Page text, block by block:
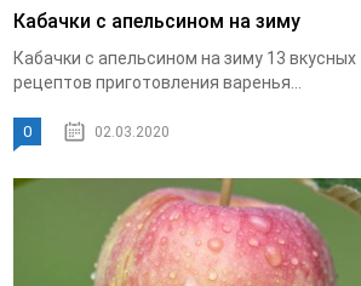
Кабачки с апельсином на зиму
Кабачки с апельсином на зиму 13 вкусных
рецептов приготовления варенья...
0 02.03.2020